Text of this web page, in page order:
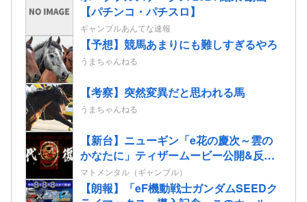
【パチンコ・パチスロ】
ギャンブルあんてな速報
【予想】競馬あまりにも難しすぎるやろ
うまちゃんねる
【考察】突然変異だと思われる馬
うまちゃんねる
【新台】ニューギン「e花の慶次～雲の
かなたに」ティザームービー公開&反応
まとめ！休眠層ユーザーからパチンコ復
帰の声も！
マトメンタル（ギャンブル）
【朗報】「eF機動戦士ガンダムSEEDク